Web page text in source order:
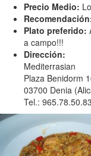
Precio Medio:
Plato preferido:
a campo!!!
Dirección:
Mediterrasian
Plaza Benidorm
03700 Denia
Tel.: 965.78.50.83